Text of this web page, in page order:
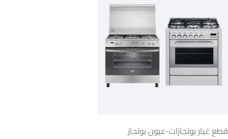
قطع غيار بوتجازات-عيون بوتجاز